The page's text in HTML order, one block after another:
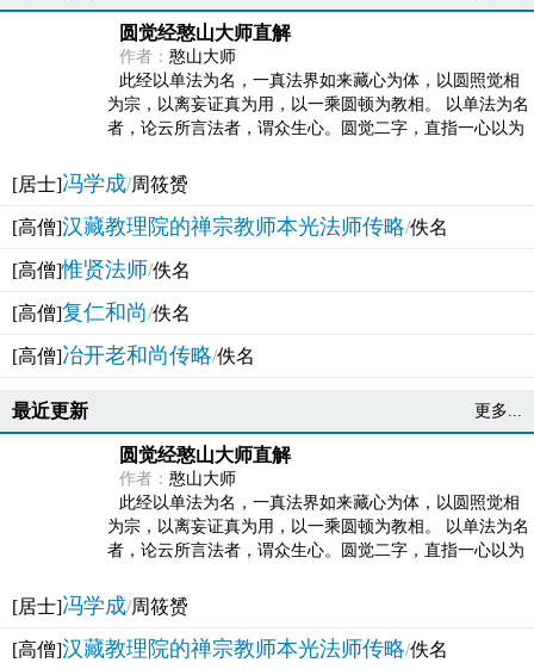
圆觉经憨山大师直解
作者： 憨山大师
此经以单法为名，一真法界如来藏心为体，以圆照觉相
为宗，以离妄证真为用，以一乘圆顿为教相。 以单法为名
者，论云所言法者，谓众生心。圆觉二字，直指一心以为
[居士]冯学成/周筱赟
[高僧]汉藏教理院的禅宗教师本光法师传略/佚名
[高僧]惟贤法师/佚名
[高僧]复仁和尚/佚名
[高僧]冶开老和尚传略/佚名
最近更新 更多...
圆觉经憨山大师直解
作者： 憨山大师
此经以单法为名，一真法界如来藏心为体，以圆照觉相
为宗，以离妄证真为用，以一乘圆顿为教相。 以单法为名
者，论云所言法者，谓众生心。圆觉二字，直指一心以为
[居士]冯学成/周筱赟
[高僧]汉藏教理院的禅宗教师本光法师传略/佚名